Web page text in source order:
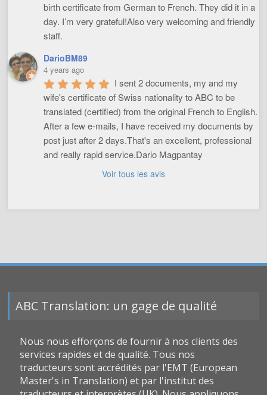
birth certificate from German to French. They did it in a
day. I’m very grateful!Also very welcoming and friendly
staff.
DarioBM89
4 years ago
I sent 2 documents, my and my
wife's certificate of Swiss nationality to ABC to be
translated (certified) from the original French to English.
After a few e-mails, I have received my documents by
post just after 2 days.That's an excellent, professional
and really rapid service.Dario Magpantay
Voir tous les avis
ABC Translation: un gage de qualité
Nous nous efforçons de fournir à nos clients des
services rapides et de qualité. Tous nos
traducteurs sont accrédités par l'EMT (European
Master's in Translation) et par l'institut des